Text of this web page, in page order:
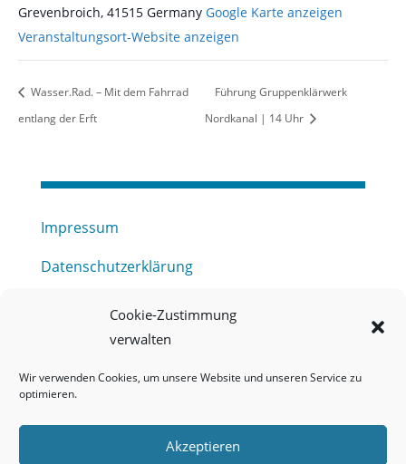
Cookie-Zustimmung
verwalten
Wir verwenden Cookies, um unsere Website und unseren Service zu
optimieren.
Akzeptieren
Grevenbroich, 41515 Germany Google Karte anzeigen
Veranstaltungsort-Website anzeigen
Wasser.Rad. – Mit dem Fahrrad
entlang der Erft
Führung Gruppenklärwerk
Nordkanal | 14 Uhr
Impressum
Datenschutzerklärung
Haftungsausschluss
Barrierefreiheitserklärung
Meldestelle (HinSchG) des Erftverbandes